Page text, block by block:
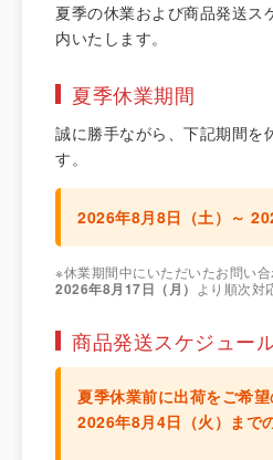
夏季の休業および商品発送ス
内いたします。
夏季休業期間
誠に勝手ながら、下記期間を
す。
2026年8月8日（土）～
※休業期間中にいただいたお問い合
2026年8月17日（月） より順次対
商品発送スケジュー
夏季休業前に出荷をご希望
2026年8月4日（火）まで